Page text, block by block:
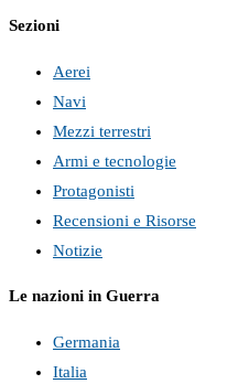
Sezioni
Aerei
Navi
Mezzi terrestri
Armi e tecnologie
Protagonisti
Recensioni e Risorse
Notizie
Le nazioni in Guerra
Germania
Italia